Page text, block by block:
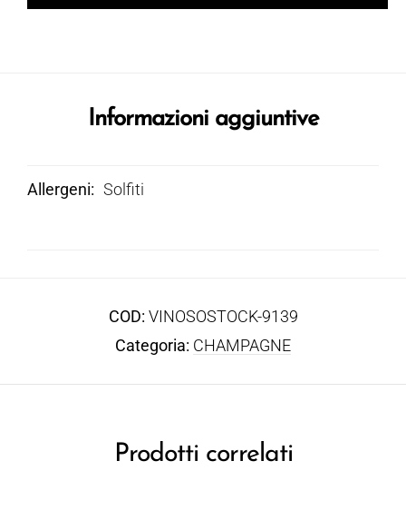
Informazioni aggiuntive
Allergeni Solfiti
COD: VINOSOSTOCK-9139
Categoria: CHAMPAGNE
Prodotti correlati